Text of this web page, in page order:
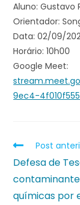
Aluno: Gustavo
Orientador:
Data: 02/09/
Horário: 10h00
Google Meet:
9ec4-
Post
Defesa de
químicas por